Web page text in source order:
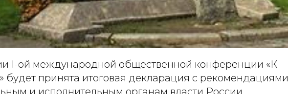
I-ой международной общественной конференции «К
будет принята итоговая декларация с рекомендациями